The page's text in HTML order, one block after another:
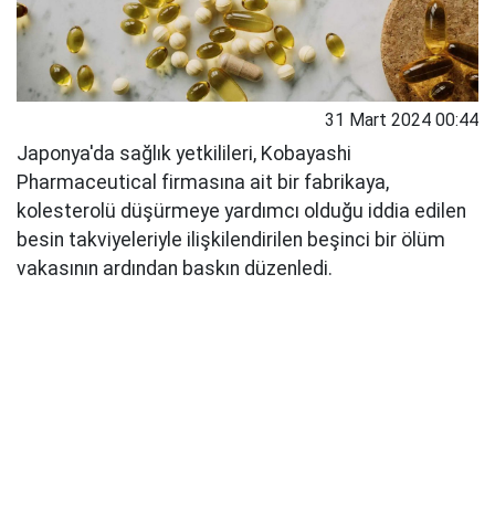
31 Mart 2024 00:44
Japonya'da sağlık yetkilileri, Kobayashi
Pharmaceutical firmasına ait bir fabrikaya,
kolesterolü düşürmeye yardımcı olduğu iddia edilen
besin takviyeleriyle ilişkilendirilen beşinci bir ölüm
vakasının ardından baskın düzenledi.